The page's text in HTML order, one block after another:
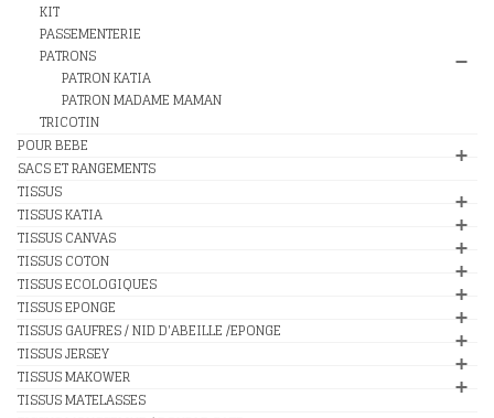
KIT
PASSEMENTERIE
PATRONS
PATRON KATIA
PATRON MADAME MAMAN
TRICOTIN
POUR BEBE
SACS ET RANGEMENTS
TISSUS
TISSUS KATIA
TISSUS CANVAS
TISSUS COTON
TISSUS ECOLOGIQUES
TISSUS EPONGE
TISSUS GAUFRES / NID D'ABEILLE /EPONGE
TISSUS JERSEY
TISSUS MAKOWER
TISSUS MATELASSES